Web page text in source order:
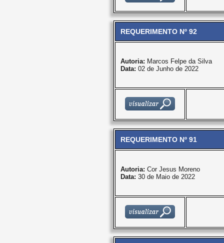
REQUERIMENTO Nº 92
Autoria: Marcos Felpe da Silva
Data: 02 de Junho de 2022
REQUERIMENTO Nº 91
Autoria: Cor Jesus Moreno
Data: 30 de Maio de 2022